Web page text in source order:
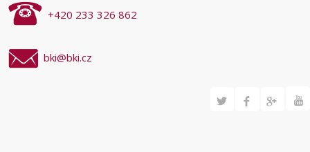
+420 233 326 862
bki@bki.cz